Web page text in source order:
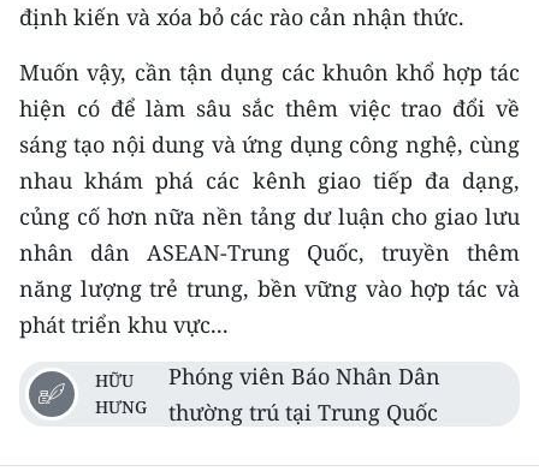
định kiến ​​và xóa bỏ các rào cản nhận thức.
Muốn vậy, cần tận dụng các khuôn khổ hợp tác
hiện có để làm sâu sắc thêm việc trao đổi về
sáng tạo nội dung và ứng dụng công nghệ, cùng
nhau khám phá các kênh giao tiếp đa dạng,
củng cố hơn nữa nền tảng dư luận cho giao lưu
nhân dân ASEAN-Trung Quốc, truyền thêm
năng lượng trẻ trung, bền vững vào hợp tác và
phát triển khu vực...
HỮU
HƯNG
Phóng viên Báo Nhân Dân
thường trú tại Trung Quốc